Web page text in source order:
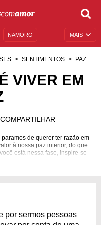
MAIS
NAMORO
ANIVERSÁRIO
SENTIMENTOS PAZ
VIVER EM
COMPARTILHAR
de querer ter razão em
à nossa paz interior, do que
está nessa fase, inspire-se
perdoar, soltar, aceitar e a
por sermos pessoas